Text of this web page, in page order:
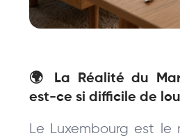
🌍 La Réalité du
est-ce si difficile de
Le Luxembourg est le